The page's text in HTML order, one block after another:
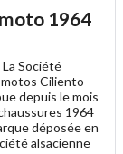
1964
La Société
Ciliento
depuis le mois
1964
déposée en
alsacienne